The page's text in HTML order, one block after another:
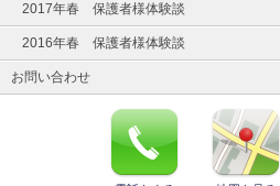
2017年春 保護者様体験談
2016年春 保護者様体験談
お問い合わせ